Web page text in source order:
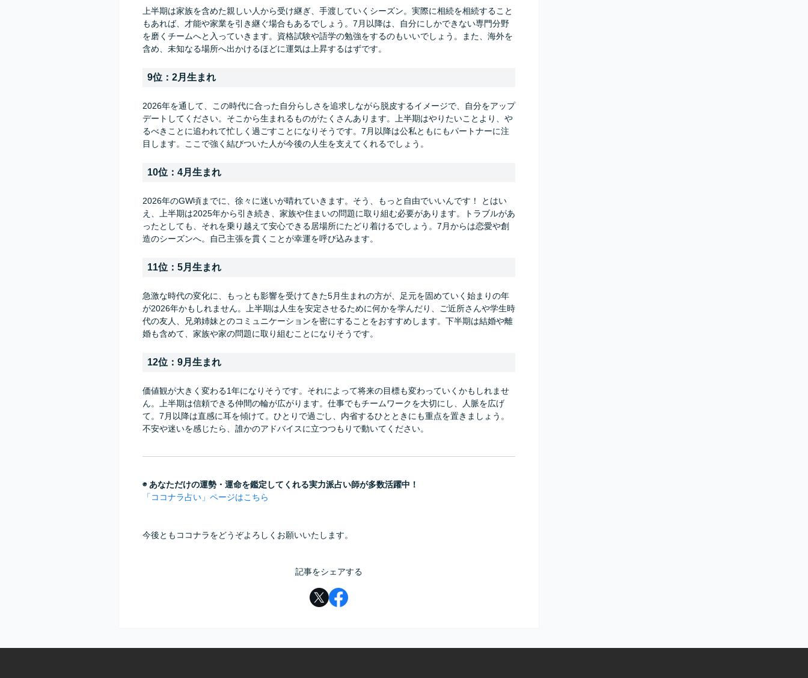
上半期は家族を含めた親しい人から受け継ぎ、手渡していくシーズン。実際に相続を相続すること
もあれば、才能や家業を引き継ぐ場合もあるでしょう。7月以降は、自分にしかできない専門分野
を磨くチームへと入っていきます。資格試験や語学の勉強をするのもいいでしょう。また、海外を
含め、未知なる場所へ出かけるほどに運気は上昇するはずです。
9位：2月生まれ
2026年を通して、この時代に合った自分らしさを追求しながら脱皮するイメージで、自分をアップ
デートしてください。そこから生まれるものがたくさんあります。上半期はやりたいことより、や
るべきことに追われて忙しく過ごすことになりそうです。7月以降は公私ともにもパートナーに注
目します。ここで強く結びついた人が今後の人生を支えてくれるでしょう。
10位：4月生まれ
2026年のGW頃までに、徐々に迷いが晴れていきます。そう、もっと自由でいいんです！ とはい
え、上半期は2025年から引き続き、家族や住まいの問題に取り組む必要があります。トラブルがあ
ったとしても、それを乗り越えて安心できる居場所にたどり着けるでしょう。7月からは恋愛や創
造のシーズンへ。自己主張を貫くことが幸運を呼び込みます。
11位：5月生まれ
急激な時代の変化に、もっとも影響を受けてきた5月生まれの方が、足元を固めていく始まりの年
が2026年かもしれません。上半期は人生を安定させるために何かを学んだり、ご近所さんや学生時
代の友人、兄弟姉妹とのコミュニケーションを密にすることをおすすめします。下半期は結婚や離
婚も含めて、家族や家の問題に取り組むことになりそうです。
12位：9月生まれ
価値観が大きく変わる1年になりそうです。それによって将来の目標も変わっていくかもしれませ
ん。上半期は信頼できる仲間の輪が広がります。仕事でもチームワークを大切にし、人脈を広げ
て。7月以降は直感に耳を傾けて。ひとりで過ごし、内省するひとときにも重点を置きましょう。
不安や迷いを感じたら、誰かのアドバイスに立つつもりで動いてください。
◉ あなただけの運勢・運命を鑑定してくれる実力派占い師が多数活躍中！
「ココナラ占い」ページはこちら
今後ともココナラをどうぞよろしくお願いいたします。
記事をシェアする